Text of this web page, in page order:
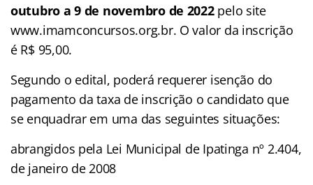
outubro a 9 de novembro de 2022 pelo site
www.imamconcursos.org.br. O valor da inscrição
é R$ 95,00.
Segundo o edital, poderá requerer isenção do
pagamento da taxa de inscrição o candidato que
se enquadrar em uma das seguintes situações:
abrangidos pela Lei Municipal de Ipatinga nº 2.404,
de janeiro de 2008